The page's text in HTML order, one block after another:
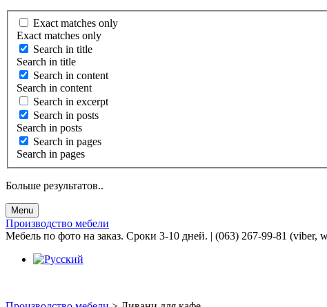
Exact matches only
Exact matches only
Search in title
Search in title
Search in content
Search in content
Search in excerpt
Search in posts
Search in posts
Search in pages
Search in pages
Больше результатов..
Menu
Производство мебели
Мебель по фото на заказ. Сроки 3-10 дней. | (063) 267-99-81 (viber,